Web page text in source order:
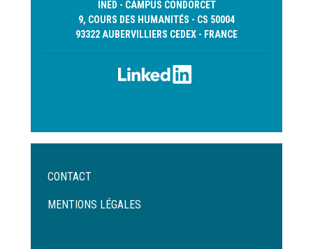
INED - CAMPUS CONDORCET
9, COURS DES HUMANITÉS - CS 50004
93322 AUBERVILLIERS CEDEX - FRANCE
Menu
de
CONTACT
MENTIONS LÉGALES